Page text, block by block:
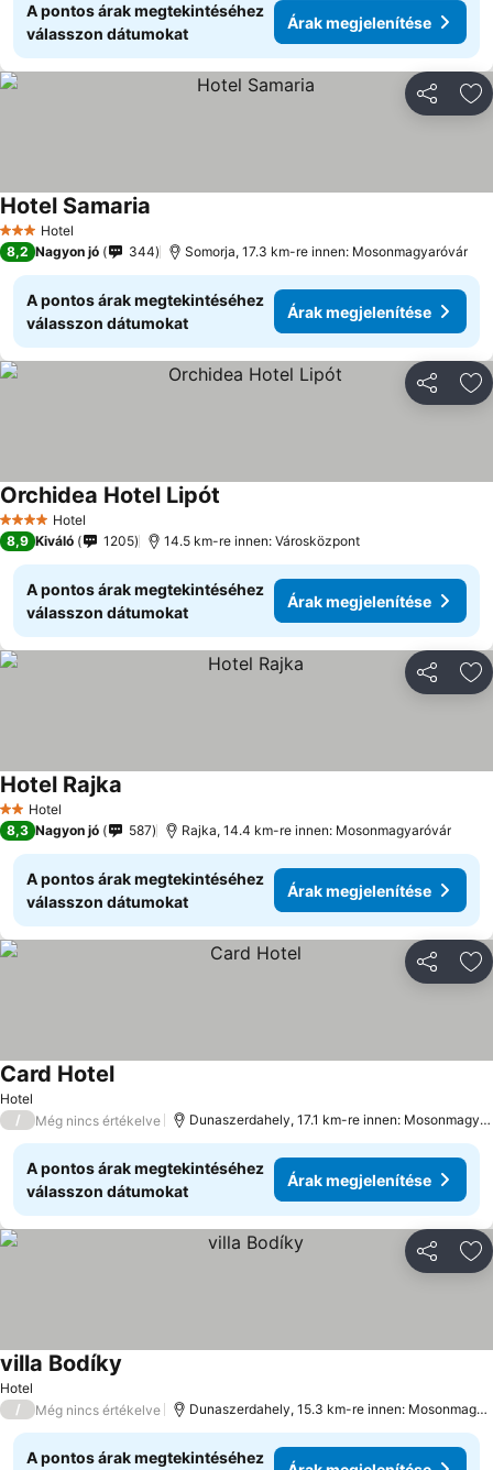
A pontos árak megtekintéséhez
válasszon dátumokat
Árak megjelenítése
3 Kategória
Hotel
Hotel Samaria
8,2 Nagyon jó 344 Somorja, 17.3 km-re innen: Mosonmagyaróvár
A pontos árak megtekintéséhez
válasszon dátumokat
Árak megjelenítése
4 KategóriaHotel
Orchidea Hotel Lipót
8,9 Kiváló 1205 14.5 km-re innen: Városközpont
A pontos árak megtekintéséhez
válasszon dátumokat
Árak megjelenítése
2 Kategória
Hotel
Hotel Rajka
8,3 Nagyon jó 587 Rajka, 14.4 km-re innen: Mosonmagyaróvár
A pontos árak megtekintéséhez
válasszon dátumokat
Árak megjelenítése
Hotel
Card Hotel
/ Még nincs értékelve Dunaszerdahely, 17.1 km-re innen: Mosonmagyaróvár
A pontos árak megtekintéséhez
válasszon dátumokat
Árak megjelenítése
Hotel
villa Bodíky
/ Még nincs értékelve Dunaszerdahely, 15.3 km-re innen: Mosonmagyaróvár
A pontos árak megtekintéséhez